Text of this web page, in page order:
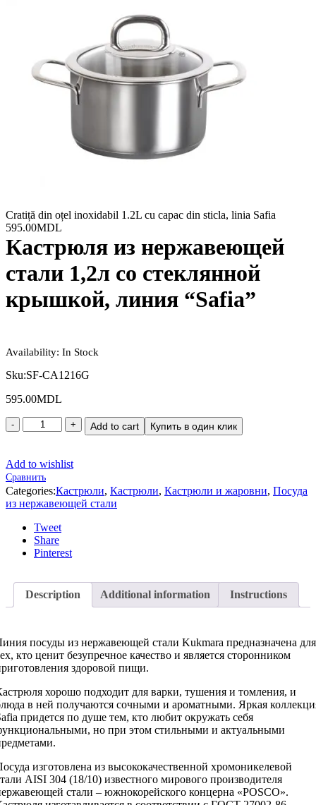
Cratiță din oțel inoxidabil 1.2L cu capac din sticla, linia Safia
595.00MDL
Кастрюля из нержавеющей
стали 1,2л со стеклянной
крышкой, линия “Safia”
Availability: In Stock
Sku:SF-CA1216G
595.00MDL
Add to cart Купить в один клик
Add to wishlist
Сравнить
Categories:Кастрюли, Кастрюли, Кастрюли и жаровни, Посуда
из нержавеющей стали
Tweet
Share
Pinterest
Description Additional information Instructions
посуды из нержавеющей стали Kukmara предназначена для
кто ценит безупречное качество и является сторонником
здоровой пищи.
хорошо подходит для варки, тушения и томления, и
в ней получаются сочными и ароматными. Яркая
придется по душе тем, кто любит окружать себя
но при этом стильными и актуальными
изготовлена из высококачественной хромоникелевой
AISI 304 (18/10) известного мирового производителя
стали – южнокорейского концерна «POSCO».